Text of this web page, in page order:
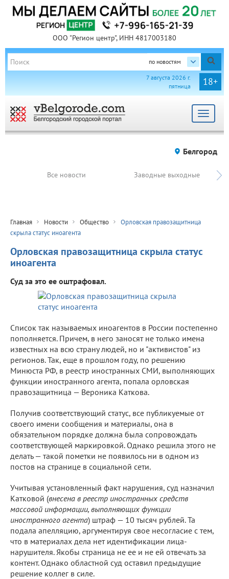
ООО "Регион центр", ИНН 4817003180
по новостям
18+
7 августа 2026 г.
пятница
Toggle
Белгород
Все новости Заводные выходные
Главная Новости Общество
Орловская правозащитница
скрыла статус иноагента
Орловская правозащитница скрыла статус
иноагента
Суд за это ее оштрафовал.
Список так называемых иноагентов в России постепенно
пополняется. Причем, в него заносят не только имена
известных на всю страну людей, но и "активистов" из
регионов. Так, еще в прошлом году, по решению
Минюста РФ, в реестр иностранных СМИ, выполняющих
функции иностранного агента, попала орловская
правозащитница — Вероника Каткова.
Получив соответствующий статус, все публикуемые от
своего имени сообщения и материалы, она в
обязательном порядке должна была сопровождать
соответствующей маркировкой. Однако решила этого не
делать — такой пометки не появилось ни в одном из
постов на странице в социальной сети.
Учитывая установленный факт нарушения, суд назначил
Катковой (внесена в реестр иностранных средств
массовой информации, выполняющих функции
иностранного агента) штраф — 10 тысяч рублей. Та
подала апелляцию, аргументируя свое несогласие с тем,
что в материалах дела нет идентификации лица-
нарушителя. Якобы страница не ее и не ей отвечать за
контент. Однако областной суд оставил предыдущие
решение коллег в силе.